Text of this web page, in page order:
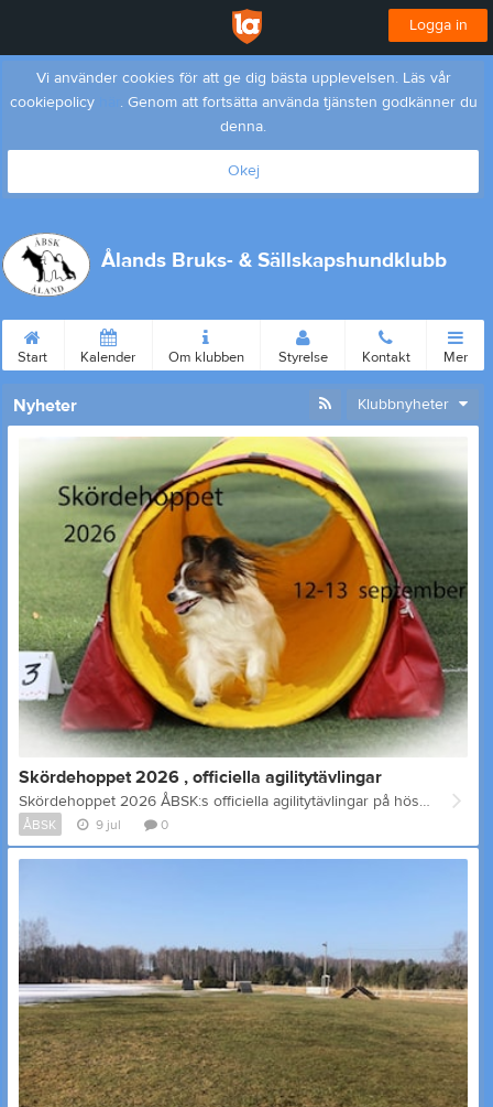
Logga in
Vi använder cookies för att ge dig bästa upplevelsen. Läs vår
cookiepolicy
. Genom att fortsätta använda tjänsten godkänner du
denna.
Okej
Ålands Bruks- & Sällskapshundklubb
Start Kalender Om klubben Styrelse Kontakt Mer
Nyheter Klubbnyheter
Skördehoppet 2026 , officiella agilitytävlingar
Skördehoppet 2026 ÅBSK:s officiella agilitytävlingar på hösten Datum: 12 -13 september Domare : Michaela Jansson från Sverige På lördag är det tre tävlingar för alla klasser och en fjärde tävling för klass 3 . På söndag har alla två tävlingar. Tävling A och C är agility och B är hopp Tävling D är hopp för klass 3 Tävling E är agility och F är hopp. Agilitytävlingarna hålls på en stor konstgräsplan och hopp på naturgräs. Båda banorna är inhägnade. På lördag är startordningen 1A,1B,1C, 2A,2B,2C, 3A,3B,3C,3D Och på söndagen 3E,3F,2E,2F,1E,1F På söndagen beräknas tävlingarna vara klara så att de som skall till Åbo hinner med eftermiddagsfärjan. Anmälningarna görs via KITU, SAGIS tävlingskalender senast 1.9 Anmälningsavgift 14e per start (11e med ÅBSK licens) IBAN: FI91 6601 0001 0947 13 Referensnummer: 45900 Mätning av hundar Förfrågningar samt anmälan till mätning skickas till Sofia Bergman, sofia.bergman@outlook.com OBS! Hundarna skall vara vaccinerade enligt Finska Kennelklubbens direktiv, och hundar som kommer från Sverige skall även vara avmaskade mot dvärgbandmask. Obs följande ÅBSK:s agilitytävlingar hålls den 15-16 maj. Domare: Miia Kallio
ÅBSK 9 jul 0